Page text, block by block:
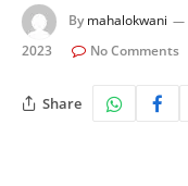
By mahalokwani
2023
No Comments
Share